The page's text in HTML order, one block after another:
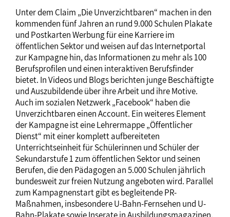
Unter dem Claim „Die Unverzichtbaren“ machen in den
kommenden fünf Jahren an rund 9.000 Schulen Plakate
und Postkarten Werbung für eine Karriere im
öffentlichen Sektor und weisen auf das Internetportal
zur Kampagne hin, das Informationen zu mehr als 100
Berufsprofilen und einen interaktiven Berufsfinder
bietet. In Videos und Blogs berichten junge Beschäftigte
und Auszubildende über ihre Arbeit und ihre Motive.
Auch im sozialen Netzwerk „Facebook“ haben die
Unverzichtbaren einen Account. Ein weiteres Element
der Kampagne ist eine Lehrermappe „Öffentlicher
Dienst“ mit einer komplett aufbereiteten
Unterrichtseinheit für Schülerinnen und Schüler der
Sekundarstufe 1 zum öffentlichen Sektor und seinen
Berufen, die den Pädagogen an 5.000 Schulen jährlich
bundesweit zur freien Nutzung angeboten wird. Parallel
zum Kampagnenstart gibt es begleitende PR-
Maßnahmen, insbesondere U-Bahn-Fernsehen und U-